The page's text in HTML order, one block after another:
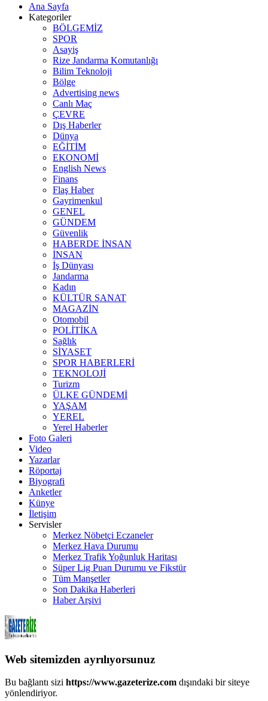
Ana Sayfa
Kategoriler
BÖLGEMİZ
SPOR
Asayiş
Rize Jandarma Komutanlığı
Bilim Teknoloji
Bölge
Advertising news
Canlı Maç
ÇEVRE
Dış Haberler
Dünya
EĞİTİM
EKONOMİ
English News
Finans
Flaş Haber
Gayrimenkul
GENEL
GÜNDEM
Güvenlik
HABERDE İNSAN
İNSAN
İş Dünyası
Jandarma
Kadın
KÜLTÜR SANAT
MAGAZİN
Otomobil
POLİTİKA
Sağlık
SİYASET
SPOR HABERLERİ
TEKNOLOJİ
Turizm
ÜLKE GÜNDEMİ
YAŞAM
YEREL
Yerel Haberler
Foto Galeri
Video
Yazarlar
Röportaj
Biyografi
Anketler
Künye
İletişim
Servisler
Merkez Nöbetçi Eczaneler
Merkez Hava Durumu
Merkez Trafik Yoğunluk Haritası
Süper Lig Puan Durumu ve Fikstür
Tüm Manşetler
Son Dakika Haberleri
Haber Arşivi
Web sitemizden ayrılıyorsunuz
Bu bağlantı sizi https://www.gazeterize.com dışındaki bir siteye
yönlendiriyor.